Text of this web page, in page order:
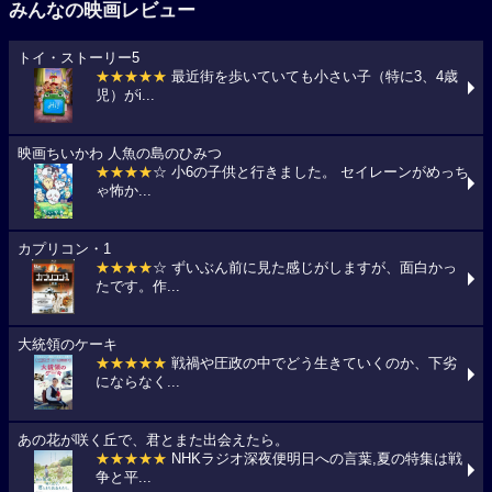
みんなの映画レビュー
トイ・ストーリー5
★★★★★ 最近街を歩いていても小さい子（特に3、4歳
児）がi...
映画ちいかわ 人魚の島のひみつ
★★★★☆ 小6の子供と行きました。 セイレーンがめっち
ゃ怖か...
カプリコン・1
★★★★☆ ずいぶん前に見た感じがしますが、面白かっ
たです。作...
大統領のケーキ
★★★★★ 戦禍や圧政の中でどう生きていくのか、下劣
にならなく...
あの花が咲く丘で、君とまた出会えたら。
★★★★★ NHKラジオ深夜便明日への言葉,夏の特集は戦
争と平...